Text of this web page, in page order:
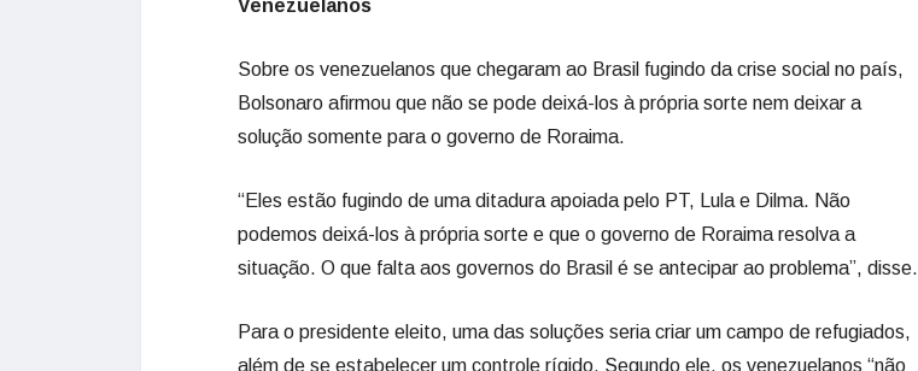
Venezuelanos
Sobre os venezuelanos que chegaram ao Brasil fugindo da crise social no país,
Bolsonaro afirmou que não se pode deixá-los à própria sorte nem deixar a
solução somente para o governo de Roraima.
“Eles estão fugindo de uma ditadura apoiada pelo PT, Lula e Dilma. Não
podemos deixá-los à própria sorte e que o governo de Roraima resolva a
situação. O que falta aos governos do Brasil é se antecipar ao problema”, disse.
Para o presidente eleito, uma das soluções seria criar um campo de refugiados,
além de se estabelecer um controle rígido. Segundo ele, os venezuelanos “não